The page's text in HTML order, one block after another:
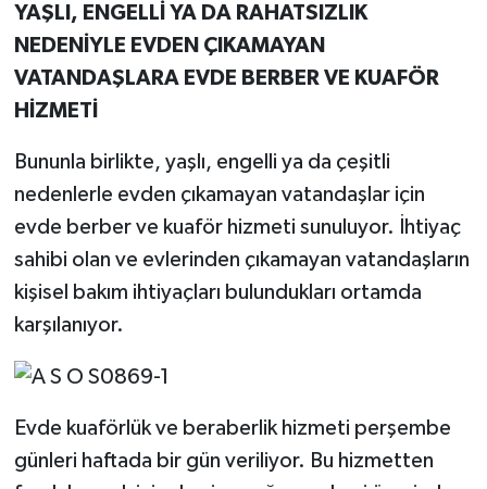
YAŞLI, ENGELLİ YA DA RAHATSIZLIK
NEDENİYLE EVDEN ÇIKAMAYAN
VATANDAŞLARA EVDE BERBER VE KUAFÖR
HİZMETİ
Bununla birlikte, yaşlı, engelli ya da çeşitli
nedenlerle evden çıkamayan vatandaşlar için
evde berber ve kuaför hizmeti sunuluyor. İhtiyaç
sahibi olan ve evlerinden çıkamayan vatandaşların
kişisel bakım ihtiyaçları bulundukları ortamda
karşılanıyor.
Evde kuaförlük ve beraberlik hizmeti perşembe
günleri haftada bir gün veriliyor. Bu hizmetten